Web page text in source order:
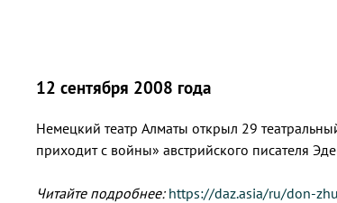
12 сентября 2008 года
Немецкий театр Алматы открыл 29
приходит с войны» австрийского писателя
Читайте подробнее: https://daz.asia/ru/don-